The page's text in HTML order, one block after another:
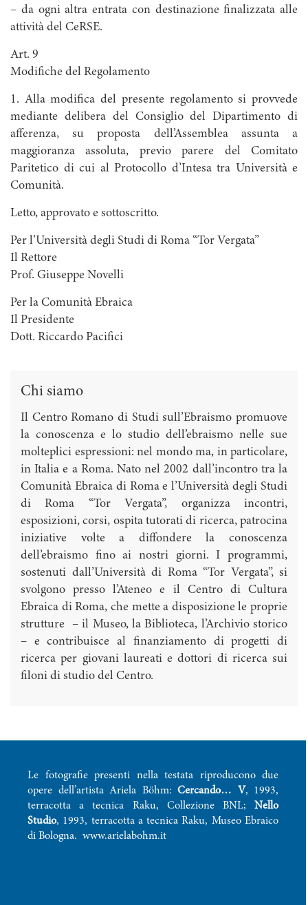
– da ogni altra entrata con destinazione finalizzata alle
attività del CeRSE.
Art. 9
Modifiche del Regolamento
1. Alla modifica del presente regolamento si provvede
mediante delibera del Consiglio del Dipartimento di
afferenza, su proposta dell’Assemblea assunta a
maggioranza assoluta, previo parere del Comitato
Paritetico di cui al Protocollo d’Intesa tra Università e
Comunità.
Letto, approvato e sottoscritto.
Per l’Università degli Studi di Roma “Tor Vergata”
Il Rettore
Prof. Giuseppe Novelli
Per la Comunità Ebraica
Il Presidente
Dott. Riccardo Pacifici
Chi siamo
Il Centro Romano di Studi sull’Ebraismo promuove
la conoscenza e lo studio dell’ebraismo nelle sue
molteplici espressioni: nel mondo ma, in particolare,
in Italia e a Roma. Nato nel 2002 dall’incontro tra la
Comunità Ebraica di Roma e l’Università degli Studi
di Roma “Tor Vergata”, organizza incontri,
esposizioni, corsi, ospita tutorati di ricerca, patrocina
iniziative volte a diffondere la conoscenza
dell’ebraismo fino ai nostri giorni. I programmi,
sostenuti dall’Università di Roma “Tor Vergata”, si
svolgono presso l’Ateneo e il Centro di Cultura
Ebraica di Roma, che mette a disposizione le proprie
strutture – il Museo, la Biblioteca, l’Archivio storico
– e contribuisce al finanziamento di progetti di
ricerca per giovani laureati e dottori di ricerca sui
filoni di studio del Centro.
Le fotografie presenti nella testata riproducono due
opere dell’artista Ariela Böhm: Cercando… V, 1993,
terracotta a tecnica Raku, Collezione BNL; Nello
Studio, 1993, terracotta a tecnica Raku, Museo Ebraico
di Bologna. www.arielabohm.it